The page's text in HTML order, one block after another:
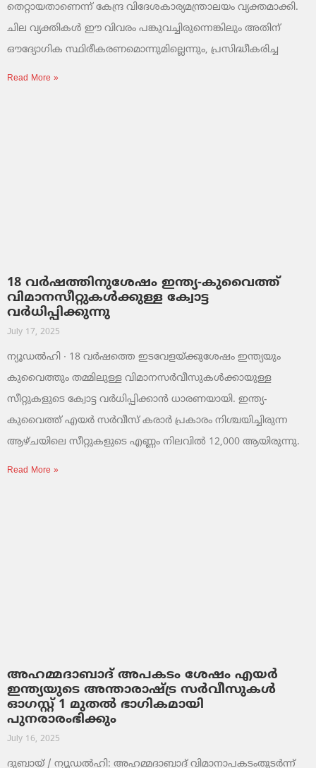
തെറ്റായതാണെന്ന് കേന്ദ്ര വിദേശകാര്യമന്ത്രാലയം വ്യക്തമാക്കി.
ചില വ്യക്തികള്‍ ഈ വിവരം പങ്കുവച്ചിരുന്നെങ്കിലും അതിന്
ഔദ്യോഗിക സ്ഥിരീകരണമൊന്നുമില്ലെന്നും, പ്രസിദ്ധീകരിച്ച
Read More »
18 വർഷത്തിനുശേഷം ഇന്ത്യ-കുവൈത്ത്
വിമാനസീറ്റുകൾക്കുള്ള ക്വോട്ട
വർധിപ്പിക്കുന്നു
July 17, 2025
ന്യൂഡൽഹി ∙ 18 വർഷത്തെ ഇടവേളയ്ക്കുശേഷം ഇന്ത്യയും
കുവൈത്തും തമ്മിലുള്ള വിമാനസർവീസുകൾക്കായുള്ള
സീറ്റുകളുടെ ക്വോട്ട വർധിപ്പിക്കാൻ ധാരണയായി. ഇന്ത്യ-
കുവൈത്ത് എയർ സർവീസ് കരാർ പ്രകാരം നിശ്ചയിച്ചിരുന്ന
ആഴ്ചയിലെ സീറ്റുകളുടെ എണ്ണം നിലവിൽ 12,000 ആയിരുന്നു.
Read More »
അഹമ്മദാബാദ് അപകടം ശേഷം എയർ
ഇന്ത്യയുടെ അന്താരാഷ്ട്ര സർവീസുകൾ
ഓഗസ്റ്റ് 1 മുതൽ ഭാഗികമായി
പുനരാരംഭിക്കും
July 16, 2025
ദുബായ് / ന്യൂഡൽഹി: അഹമ്മദാബാദ് വിമാനാപകടംതുടർന്ന്